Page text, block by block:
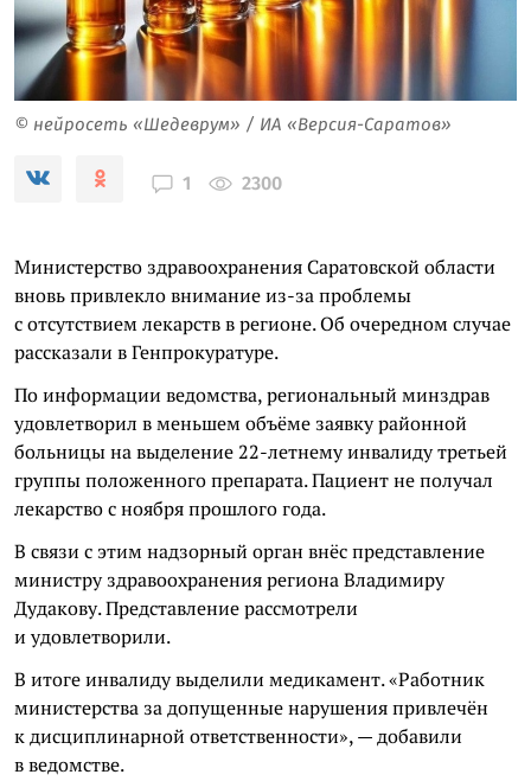
© нейросеть «Шедеврум» / ИА «Версия-Саратов»
1 2300
Министерство здравоохранения Саратовской области
вновь привлекло внимание из-за проблемы
с отсутствием лекарств в регионе. Об очередном случае
рассказали в Генпрокуратуре.
По информации ведомства, региональный минздрав
удовлетворил в меньшем объёме заявку районной
больницы на выделение 22-летнему инвалиду третьей
группы положенного препарата. Пациент не получал
лекарство с ноября прошлого года.
В связи с этим надзорный орган внёс представление
министру здравоохранения региона Владимиру
Дудакову. Представление рассмотрели
и удовлетворили.
В итоге инвалиду выделили медикамент. «Работник
министерства за допущенные нарушения привлечён
к дисциплинарной ответственности», — добавили
в ведомстве.